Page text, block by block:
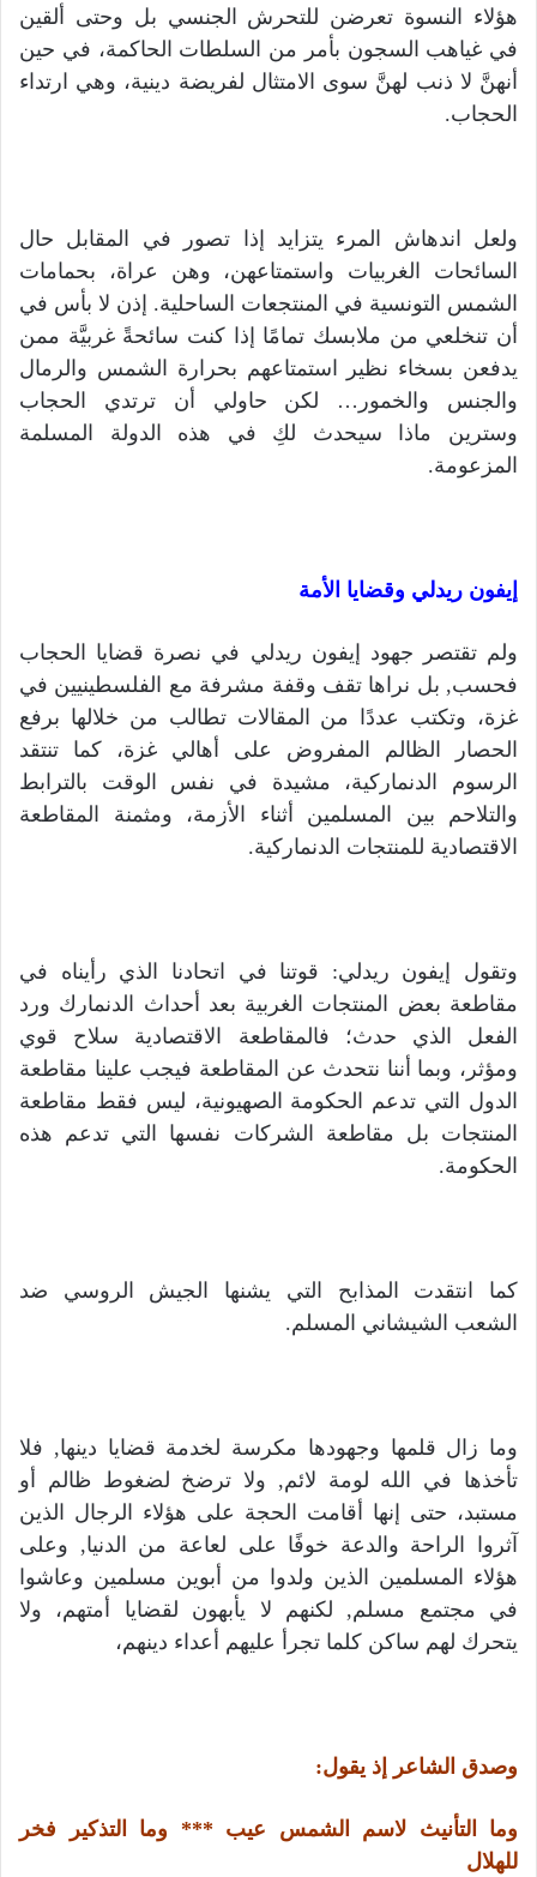
هؤلاء النسوة تعرضن للتحرش الجنسي بل وحتى ألقين
في غياهب السجون بأمر من السلطات الحاكمة، في حين
أنهنَّ لا ذنب لهنَّ سوى الامتثال لفريضة دينية، وهي ارتداء
الحجاب.
ولعل اندهاش المرء يتزايد إذا تصور في المقابل حال
السائحات الغربيات واستمتاعهن، وهن عراة، بحمامات
الشمس التونسية في المنتجعات الساحلية. إذن لا بأس في
أن تنخلعي من ملابسك تمامًا إذا كنت سائحةً غربيَّة ممن
يدفعن بسخاء نظير استمتاعهم بحرارة الشمس والرمال
والجنس والخمور… لكن حاولي أن ترتدي الحجاب
وسترين ماذا سيحدث لكِ في هذه الدولة المسلمة
المزعومة.
إيفون ريدلي وقضايا الأمة
ولم تقتصر جهود إيفون ريدلي في نصرة قضايا الحجاب
فحسب, بل نراها تقف وقفة مشرفة مع الفلسطينيين في
غزة، وتكتب عددًا من المقالات تطالب من خلالها برفع
الحصار الظالم المفروض على أهالي غزة، كما تنتقد
الرسوم الدنماركية، مشيدة في نفس الوقت بالترابط
والتلاحم بين المسلمين أثناء الأزمة، ومثمنة المقاطعة
الاقتصادية للمنتجات الدنماركية.
وتقول إيفون ريدلي: قوتنا في اتحادنا الذي رأيناه في
مقاطعة بعض المنتجات الغربية بعد أحداث الدنمارك ورد
الفعل الذي حدث؛ فالمقاطعة الاقتصادية سلاح قوي
ومؤثر، وبما أننا نتحدث عن المقاطعة فيجب علينا مقاطعة
الدول التي تدعم الحكومة الصهيونية، ليس فقط مقاطعة
المنتجات بل مقاطعة الشركات نفسها التي تدعم هذه
الحكومة.
كما انتقدت المذابح التي يشنها الجيش الروسي ضد
الشعب الشيشاني المسلم.
وما زال قلمها وجهودها مكرسة لخدمة قضايا دينها, فلا
تأخذها في الله لومة لائم, ولا ترضخ لضغوط ظالم أو
مستبد، حتى إنها أقامت الحجة على هؤلاء الرجال الذين
آثروا الراحة والدعة خوفًا على لعاعة من الدنيا, وعلى
هؤلاء المسلمين الذين ولدوا من أبوين مسلمين وعاشوا
في مجتمع مسلم, لكنهم لا يأبهون لقضايا أمتهم، ولا
يتحرك لهم ساكن كلما تجرأ عليهم أعداء دينهم،
وصدق الشاعر إذ يقول:
وما التأنيث لاسم الشمس عيب *** وما التذكير فخر
للهلال